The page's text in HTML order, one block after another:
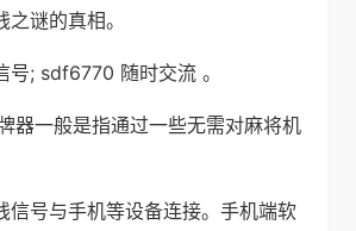
谜的真相。
; sdf6770 随时交流 。
器一般是指通过一些无需对麻将机
信号与手机等设备连接。手机端软